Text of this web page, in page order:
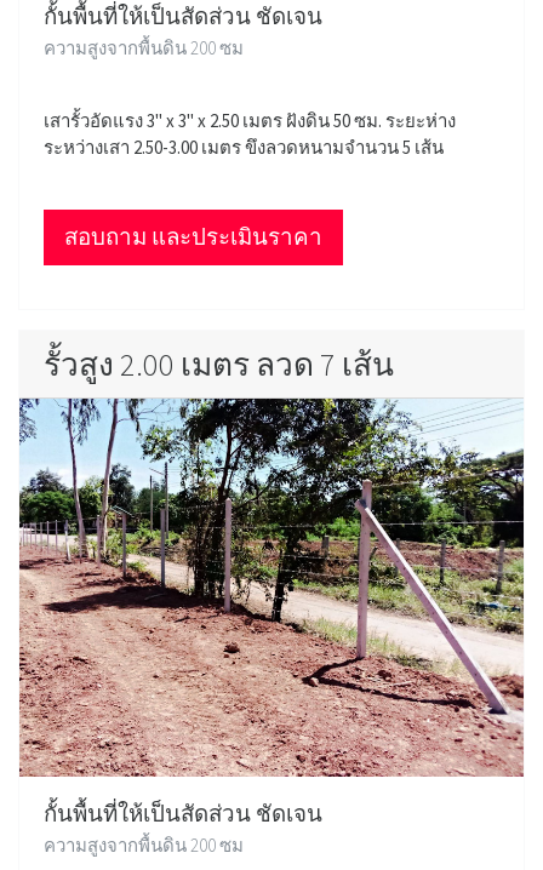
กั้นพื้นที่ให้เป็นสัดส่วน ชัดเจน
ความสูงจากพื้นดิน 200 ซม
เสารั้วอัดแรง 3" x 3" x 2.50 เมตร ฝังดิน 50 ซม. ระยะห่าง
ระหว่างเสา 2.50-3.00 เมตร ขึงลวดหนามจำนวน 5 เส้น
สอบถาม และประเมินราคา
รั้วสูง 2.00 เมตร ลวด 7 เส้น
กั้นพื้นที่ให้เป็นสัดส่วน ชัดเจน
ความสูงจากพื้นดิน 200 ซม